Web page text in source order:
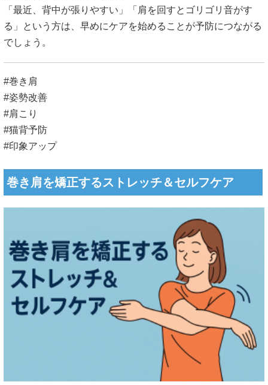
「最近、背中が張りやすい」「肩を回すとゴリゴリ音がす
る」という方は、早めにケアを始めることが予防につながる
でしょう。
#巻き肩
#姿勢改善
#肩こり
#猫背予防
#印象アップ
巻き肩を矯正するストレッチ＆セルフケア